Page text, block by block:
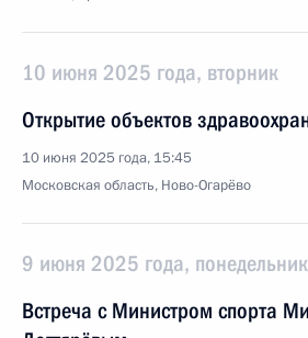
10 июня 2025 года, вторник
Открытие объектов
10 июня 2025 года, 15:45
Московская область, Ново-Огарёво
9 июня 2025 года, понедельник
Встреча с Министром спорта